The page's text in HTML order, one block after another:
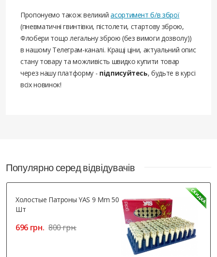
Пропонуємо також великийасортимент б/в зброї
(пневматичні гвинтівки, пістолети, стартову зброю,
Флобери тощо легальну зброю (без вимоги дозволу))
в нашому Телеграм-каналі. Кращі ціни, актуальний опис
стану товару та можливість швидко купити товар
через нашу платформу - підписуйтесь, будьте в курсі
всіх новинок!
Популярно серед відвідувачів
Холостые Патроны YAS 9 Mm 50
Шт
696 грн. 800 грн.